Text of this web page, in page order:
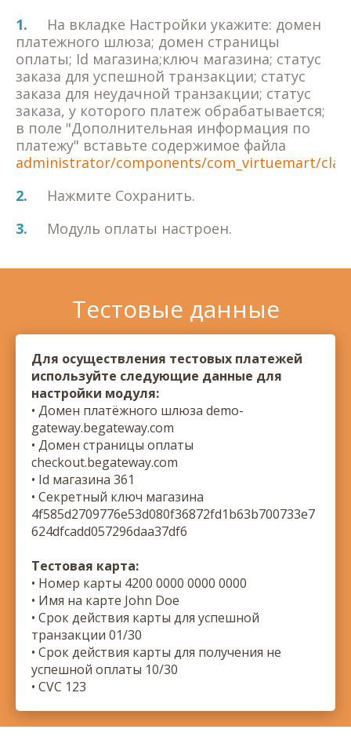
1.
На вкладке Настройки укажите: домен
платежного шлюза; домен страницы
оплаты; Id магазина;ключ магазина; статус
заказа для успешной транзакции; статус
заказа для неудачной транзакции; статус
заказа, у которого платеж обрабатывается;
в поле "Дополнительная информация по
платежу" вставьте содержимое файла
administrator/components/com_virtuemart/
2.
Нажмите Сохранить.
3.
Модуль оплаты настроен.
Тестовые данные
Для осуществления тестовых платежей
используйте следующие данные для
настройки модуля:
• Домен платёжного шлюза demo-
gateway.begateway.com
• Домен страницы оплаты
checkout.begateway.com
• Id магазина 361
• Секретный ключ магазина
4f585d2709776e53d080f36872fd1b63b700733e7
624dfcadd057296daa37df6
Тестовая карта:
• Номер карты 4200 0000 0000 0000
• Имя на карте John Doe
• Срок действия карты для успешной
транзакции 01/30
• Срок действия карты для получения не
успешной оплаты 10/30
• CVC 123